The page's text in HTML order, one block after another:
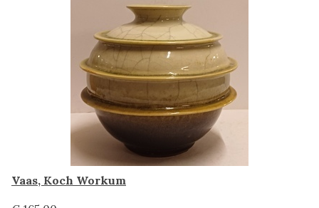
Vaas, Koch Workum